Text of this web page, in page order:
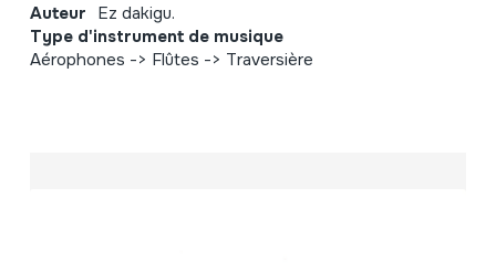
Auteur Ez dakigu.
Type d'instrument de musique
Aérophones -> Flûtes -> Traversière